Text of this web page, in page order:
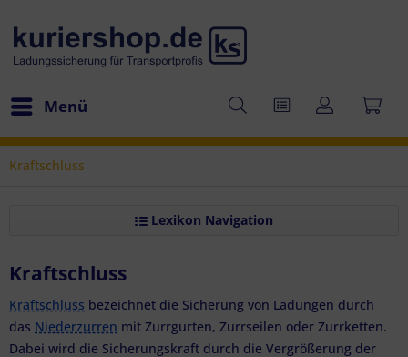
Menü
Kraftschluss
Lexikon Navigation
Kraftschluss
Kraftschluss bezeichnet die Sicherung von Ladungen durch
das Niederzurren mit Zurrgurten, Zurrseilen oder Zurrketten.
Dabei wird die Sicherungskraft durch die Vergrößerung der